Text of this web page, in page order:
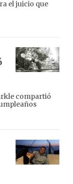
el juicio que
compartió